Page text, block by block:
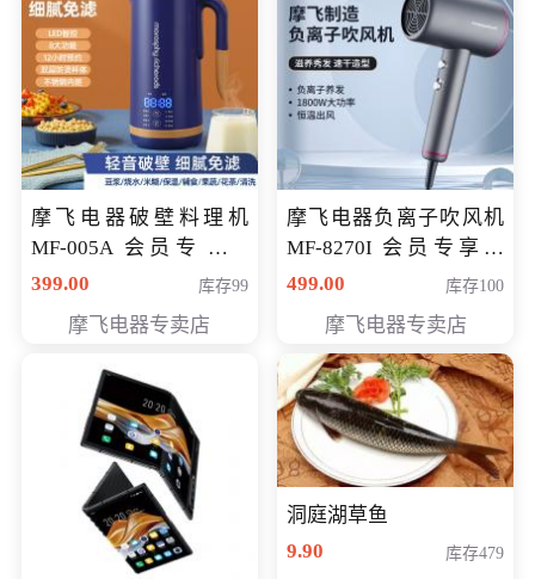
摩飞电器破壁料理机
MF-005A 会员专享价
198元
399.00 库存99
摩飞电器专卖店
摩飞电器负离子吹风机
MF-8270I 会员专享价
369元
499.00 库存100
摩飞电器专卖店
洞庭湖草鱼
9.90
库存479